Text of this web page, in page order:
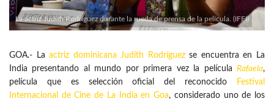
La actriz Judith Rodríguez durante la rueda de prensa de la película. (IFFI)
GOA.- Laactriz dominicana Judith Rodríguezse encuentra en La
India presentando al mundo por primera vez la película Rafaela,
película que es selección oficial del reconocido
Festival
Internacional de Cine de La India en Goa, considerado uno de los